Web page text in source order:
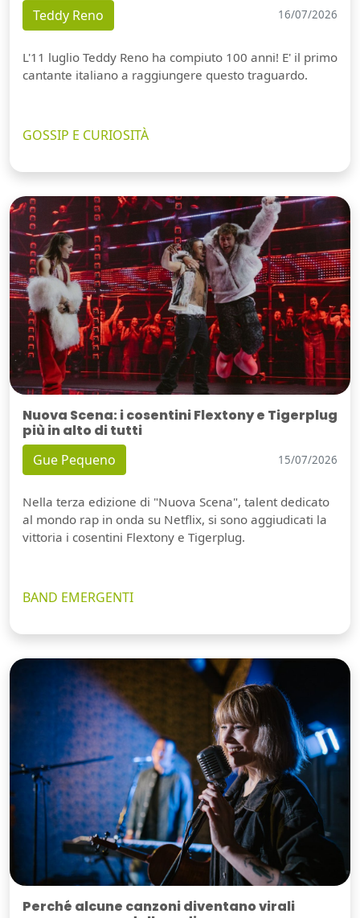
Teddy Reno 16/07/2026
L'11 luglio Teddy Reno ha compiuto 100 anni! E' il primo
cantante italiano a raggiungere questo traguardo.
GOSSIP E CURIOSITÀ
Nuova Scena: i cosentini Flextony e Tigerplug
più in alto di tutti
Gue Pequeno 15/07/2026
Nella terza edizione di "Nuova Scena", talent dedicato
al mondo rap in onda su Netflix, si sono aggiudicati la
vittoria i cosentini Flextony e Tigerplug.
BAND EMERGENTI
Perché alcune canzoni diventano virali